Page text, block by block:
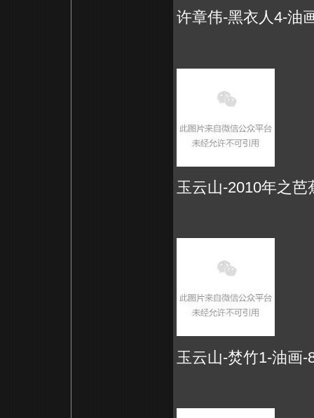
许章伟-黑衣人4-油
玉云山-2010年之芭
玉云山-焚竹1-油画-